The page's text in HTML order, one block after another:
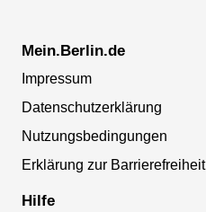
Mein.Berlin.de
Impressum
Datenschutzerklärung
Nutzungsbedingungen
Erklärung zur Barrierefreiheit
Hilfe